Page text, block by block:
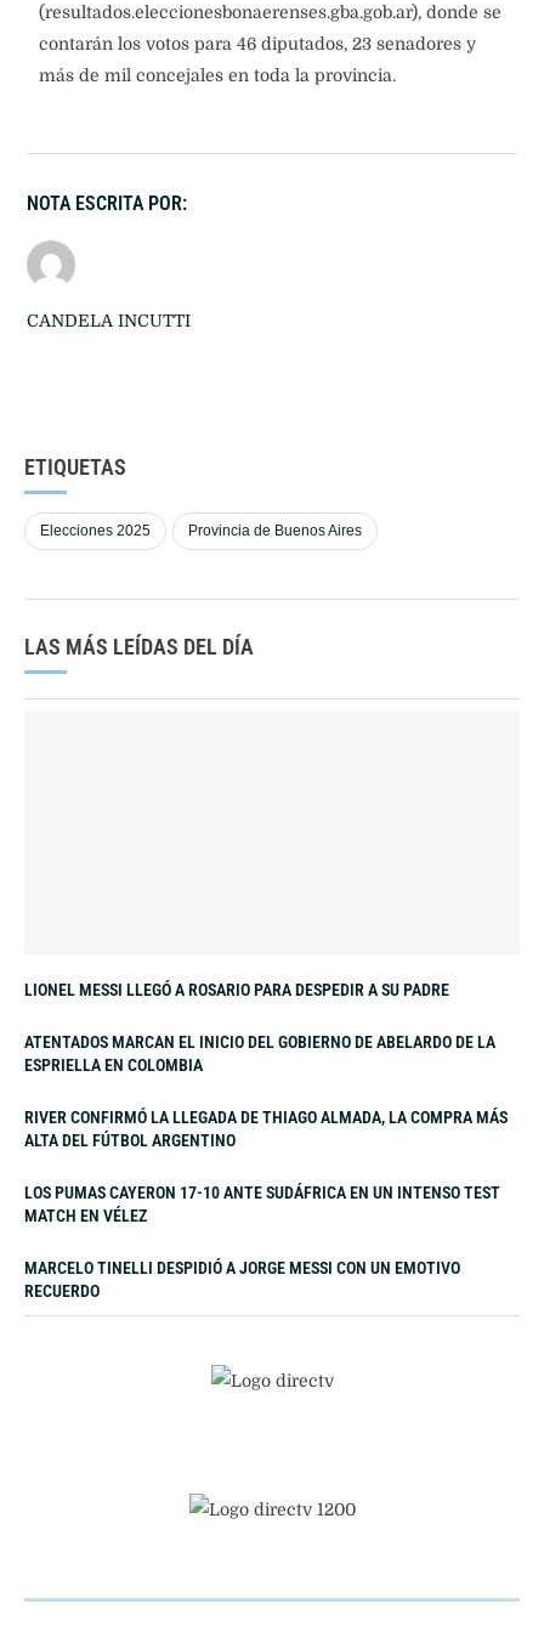
(resultados.eleccionesbonaerenses.gba.gob.ar), donde se
contarán los votos para 46 diputados, 23 senadores y
más de mil concejales en toda la provincia.
NOTA ESCRITA POR:
CANDELA INCUTTI
ETIQUETAS
Elecciones 2025 Provincia de Buenos Aires
LAS MÁS LEÍDAS DEL DÍA
LIONEL MESSI LLEGÓ A ROSARIO PARA DESPEDIR A SU PADRE
ATENTADOS MARCAN EL INICIO DEL GOBIERNO DE ABELARDO DE LA
ESPRIELLA EN COLOMBIA
RIVER CONFIRMÓ LA LLEGADA DE THIAGO ALMADA, LA COMPRA MÁS
ALTA DEL FÚTBOL ARGENTINO
LOS PUMAS CAYERON 17-10 ANTE SUDÁFRICA EN UN INTENSO TEST
MATCH EN VÉLEZ
MARCELO TINELLI DESPIDIÓ A JORGE MESSI CON UN EMOTIVO
RECUERDO